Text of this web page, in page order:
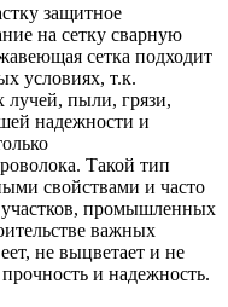
защитное
на сетку сварную
сетка подходит
условиях, т.к.
лучей, пыли, грязи,
надежности и
Такой тип
свойствами и часто
участков, промышленных
важных
не выцветает и не
и надежность.